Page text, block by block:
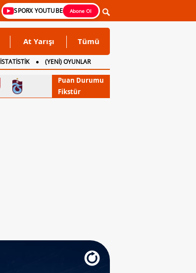
SPORX YOUTUBE Abone Ol
At Yarışı Tümü
İSTATİSTİK
(YENİ) OYUNLAR
Puan Durumu
Fikstür